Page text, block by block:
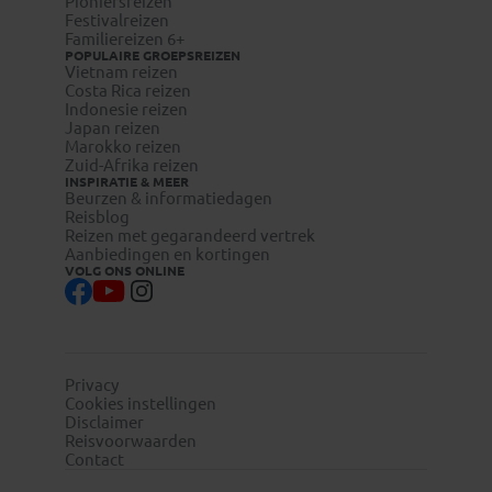
Festivalreizen
Familiereizen 6+
POPULAIRE GROEPSREIZEN
Vietnam reizen
Costa Rica reizen
Indonesie reizen
Japan reizen
Marokko reizen
Zuid-Afrika reizen
INSPIRATIE & MEER
Beurzen & informatiedagen
Reisblog
Reizen met gegarandeerd vertrek
Aanbiedingen en kortingen
VOLG ONS ONLINE
Privacy
Cookies instellingen
Disclaimer
Reisvoorwaarden
Contact